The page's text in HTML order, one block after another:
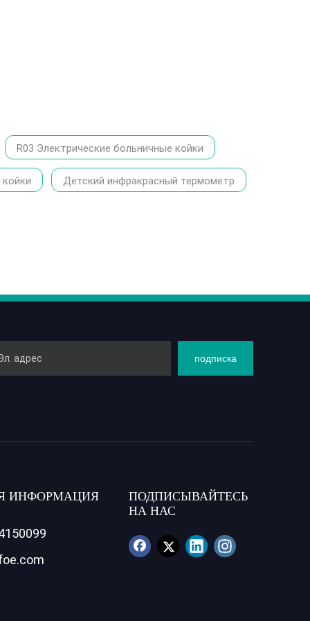
R03 Электрические больничные койки
Детский инфракрасный термометр
подписка
ИНФОРМАЦИЯ
ПОДПИСЫВАЙТЕСЬ
НА НАС